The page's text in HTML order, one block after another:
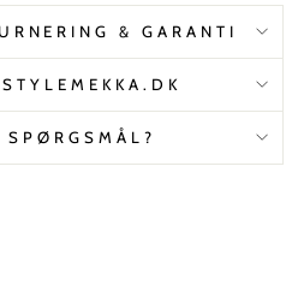
& GARANTI
SPØRGSMÅL?